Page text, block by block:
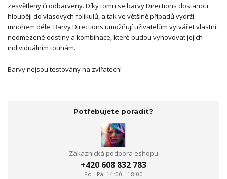
zesvětleny či odbarveny. Díky tomu se barvy Directions dostanou
hlouběji do vlasových folikulů, a tak ve většině případů vydrží
mnohem déle. Barvy Directions umožňují uživatelům vytvářet vlastní
neomezené odstíny a kombinace, které budou vyhovovat jejich
individuálním touhám.
Barvy nejsou testovány na zvířatech!
Potřebujete poradit?
Zákaznická podpora eshopu
+420 608 832 783
Po - Pá: 14:00 - 18:00